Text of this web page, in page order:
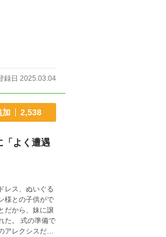
録日 2025.03.04
加 2,538
「よく遭遇
だから、妹に譲